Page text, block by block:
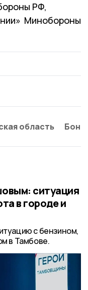
РФ,
Минобороны
область
ситуация
в городе и
с бензином,
в Тамбове.